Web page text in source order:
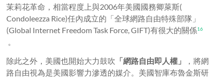
茉莉花革命，相當程度上與2006年美國國務卿萊斯(
Condoleezza Rice)任內成立的「全球網路自由特殊部隊」
(Global Internet Freedom Task Force, GIFT)有很大的關係16
。
除此之外，美國也開始大力鼓吹 「網路自由即人權」
，將網
路自由視為是美國影響力滲透的媒介。美國智庫布魯金斯研